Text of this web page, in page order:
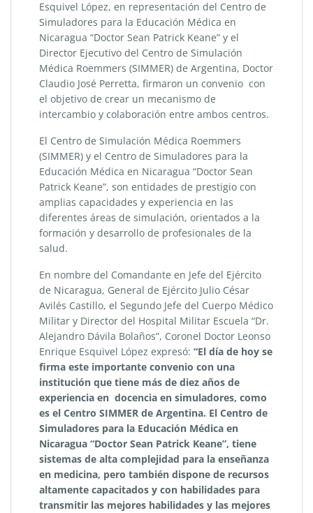
Esquivel López, en representación del Centro de
Simuladores para la Educación Médica en
Nicaragua “Doctor Sean Patrick Keane” y el
Director Ejecutivo del Centro de Simulación
Médica Roemmers (SIMMER) de Argentina, Doctor
Claudio José Perretta, firmaron un convenio con
el objetivo de crear un mecanismo de
intercambio y colaboración entre ambos centros.
El Centro de Simulación Médica Roemmers
(SIMMER) y el Centro de Simuladores para la
Educación Médica en Nicaragua “Doctor Sean
Patrick Keane”, son entidades de prestigio con
amplias capacidades y experiencia en las
diferentes áreas de simulación, orientados a la
formación y desarrollo de profesionales de la
salud.
En nombre del Comandante en Jefe del Ejército
de Nicaragua, General de Ejército Julio César
Avilés Castillo, el Segundo Jefe del Cuerpo Médico
Militar y Director del Hospital Militar Escuela “Dr.
Alejandro Dávila Bolaños”, Coronel Doctor Leonso
Enrique Esquivel López expresó: “El día de hoy se
firma este importante convenio con una
institución que tiene más de diez años de
experiencia en docencia en simuladores, como
es el Centro SIMMER de Argentina. El Centro de
Simuladores para la Educación Médica en
Nicaragua “Doctor Sean Patrick Keane”, tiene
sistemas de alta complejidad para la enseñanza
en medicina, pero también dispone de recursos
altamente capacitados y con habilidades para
transmitir las mejores habilidades y las mejores